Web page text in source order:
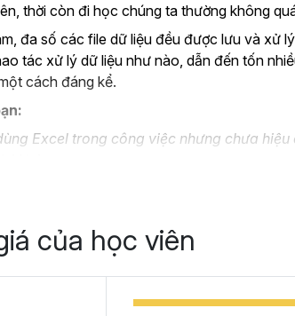
thời còn đi học chúng ta thường không
đa số các file dữ liệu đều được lưu và xử
tác xử lý dữ liệu như nào, dẫn đến tốn
cách đáng kể.
Excel trong công việc nhưng chưa hiệu
bản.
để giúp bạn giải quyết tất cả những khó
- Thủ thuật Excel cập nhật hàng tuần cho
khóa học, bạn có thể tự tin giải quyết công
của học viên